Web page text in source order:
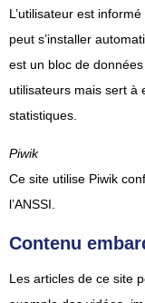
L’utilisateur est
peut s’installer
est un bloc de
utilisateurs mais sert à
statistiques.
Piwik
Ce site utilise Piwik
l’ANSSI.
Contenu
Les articles de ce site